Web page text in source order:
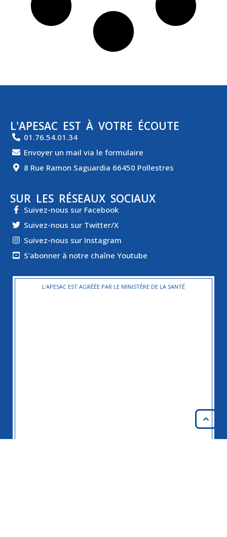
L'APESAC EST À VOTRE ÉCOUTE
01.76.54.01.34
Envoyer un mail via le formulaire
8 Rue Ramon Saguardia 66450 Pollestres
SUR LES RÉSEAUX SOCIAUX
Suivez-nous sur Facebook
Suivez-nous sur Twitter/X
Suivez-nous sur Instagram
S'abonner à notre chaîne Youtube
L'APESAC EST AGRÉÉE PAR LE MINISTÈRE DE LA SANTÉ